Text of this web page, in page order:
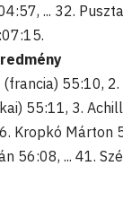
... 32.
55:10, 2.
55:11, 3.
Kropkó Márton
56:08, ... 41.